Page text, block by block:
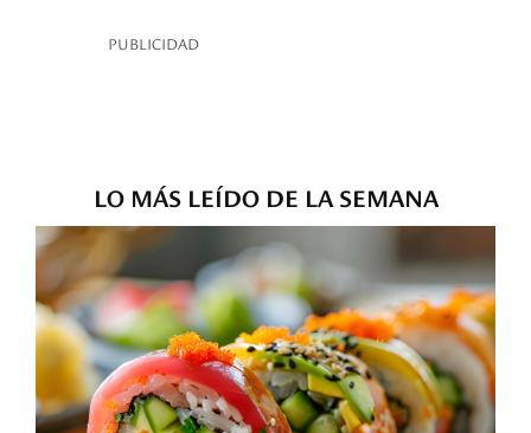
PUBLICIDAD
LO MÁS LEÍDO DE LA SEMANA